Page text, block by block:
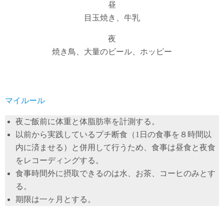
昼
目玉焼き、牛乳
夜
焼き鳥、大量のビール、ホッピー
マイルール
夜ご飯前に体重と体脂肪率を計測する。
以前から実践しているプチ断食（1日の食事を８時間以
内に済ませる）と併用して行うため、食事は昼食と夜食
をレコーディングする。
食事時間外に摂取できるのは水、お茶、コーヒのみとす
る。
期限は一ヶ月とする。